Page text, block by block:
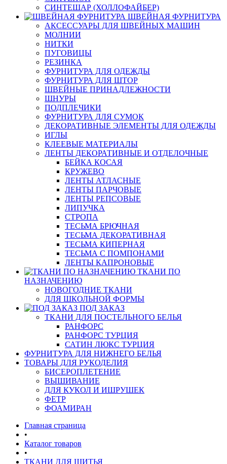
СИНТЕШАР (ХОЛЛОФАЙБЕР)
ШВЕЙНАЯ ФУРНИТУРА
АКСЕССУАРЫ ДЛЯ ШВЕЙНЫХ МАШИН
МОЛНИИ
НИТКИ
ПУГОВИЦЫ
РЕЗИНКА
ФУРНИТУРА ДЛЯ ОДЕЖДЫ
ФУРНИТУРА ДЛЯ ШТОР
ШВЕЙНЫЕ ПРИНАДЛЕЖНОСТИ
ШНУРЫ
ПОДПЛЕЧИКИ
ФУРНИТУРА ДЛЯ СУМОК
ДЕКОРАТИВНЫЕ ЭЛЕМЕНТЫ ДЛЯ ОДЕЖДЫ
ИГЛЫ
КЛЕЕВЫЕ МАТЕРИАЛЫ
ЛЕНТЫ ДЕКОРАТИВНЫЕ И ОТДЕЛОЧНЫЕ
БЕЙКА КОСАЯ
КРУЖЕВО
ЛЕНТЫ АТЛАСНЫЕ
ЛЕНТЫ ПАРЧОВЫЕ
ЛЕНТЫ РЕПСОВЫЕ
ЛИПУЧКА
СТРОПА
ТЕСЬМА БРЮЧНАЯ
ТЕСЬМА ДЕКОРАТИВНАЯ
ТЕСЬМА КИПЕРНАЯ
ТЕСЬМА С ПОМПОНАМИ
ЛЕНТЫ КАПРОНОВЫЕ
ТКАНИ ПО
НАЗНАЧЕНИЮ
НОВОГОДНИЕ ТКАНИ
ДЛЯ ШКОЛЬНОЙ ФОРМЫ
ПОД ЗАКАЗ
ТКАНИ ДЛЯ ПОСТЕЛЬНОГО БЕЛЬЯ
РАНФОРС
РАНФОРС ТУРЦИЯ
САТИН ЛЮКС ТУРЦИЯ
ФУРНИТУРА ДЛЯ НИЖНЕГО БЕЛЬЯ
ТОВАРЫ ДЛЯ РУКОДЕЛИЯ
БИСЕРОПЛЕТЕНИЕ
ВЫШИВАНИЕ
ДЛЯ КУКОЛ И ИШРУШЕК
ФЕТР
ФОАМИРАН
Главная страница
•
Каталог товаров
•
ТКАНИ ДЛЯ ШИТЬЯ